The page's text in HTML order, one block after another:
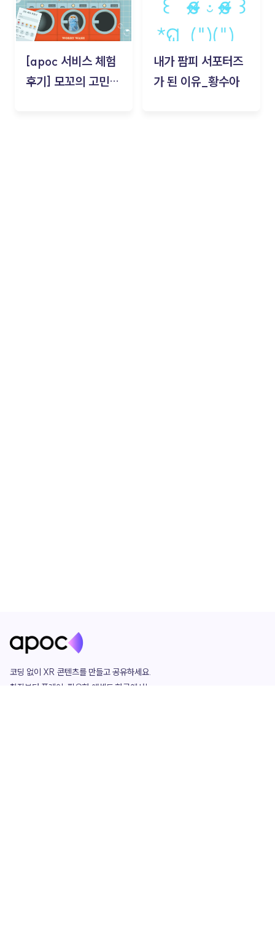
[apoc 서비스 체험
후기] 모꼬의 고민세
내가 팜피 서포터즈
가 된 이유_황수아
코딩 없이 XR 콘텐츠를 만들고 공유하세요.
창작부터 플레이, 필요한 애셋도 한곳에서!